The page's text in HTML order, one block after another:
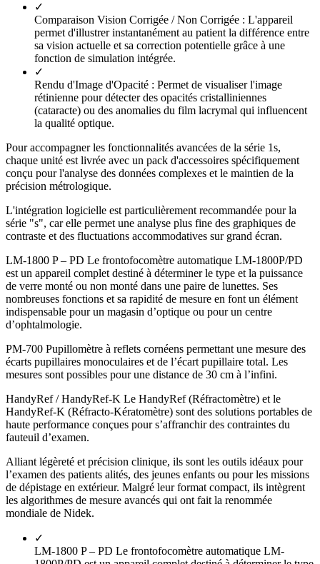
✓
Comparaison Vision Corrigée / Non Corrigée : L'appareil
permet d'illustrer instantanément au patient la différence entre
sa vision actuelle et sa correction potentielle grâce à une
fonction de simulation intégrée.
✓
Rendu d'Image d'Opacité : Permet de visualiser l'image
rétinienne pour détecter des opacités cristalliniennes
(cataracte) ou des anomalies du film lacrymal qui influencent
la qualité optique.
Pour accompagner les fonctionnalités avancées de la série 1s,
chaque unité est livrée avec un pack d'accessoires spécifiquement
conçu pour l'analyse des données complexes et le maintien de la
précision métrologique.
L'intégration logicielle est particulièrement recommandée pour la
série "s", car elle permet une analyse plus fine des graphiques de
contraste et des fluctuations accommodatives sur grand écran.
LM-1800 P – PD Le frontofocomètre automatique LM-1800P/PD
est un appareil complet destiné à déterminer le type et la puissance
de verre monté ou non monté dans une paire de lunettes. Ses
nombreuses fonctions et sa rapidité de mesure en font un élément
indispensable pour un magasin d’optique ou pour un centre
d’ophtalmologie.
PM-700 Pupillomètre à reflets cornéens permettant une mesure des
écarts pupillaires monoculaires et de l’écart pupillaire total. Les
mesures sont possibles pour une distance de 30 cm à l’infini.
HandyRef / HandyRef-K Le HandyRef (Réfractomètre) et le
HandyRef-K (Réfracto-Kératomètre) sont des solutions portables de
haute performance conçues pour s’affranchir des contraintes du
fauteuil d’examen.
Alliant légèreté et précision clinique, ils sont les outils idéaux pour
l’examen des patients alités, des jeunes enfants ou pour les missions
de dépistage en extérieur. Malgré leur format compact, ils intègrent
les algorithmes de mesure avancés qui ont fait la renommée
mondiale de Nidek.
✓
LM-1800 P – PD Le frontofocomètre automatique LM-